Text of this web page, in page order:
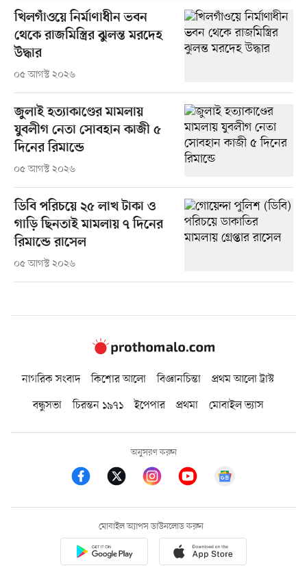
খিলগাঁওয়ে নির্মাণাধীন ভবন
থেকে রাজমিস্ত্রির ঝুলন্ত মরদেহ
উদ্ধার
০৫ আগস্ট ২০২৬
জুলাই হত্যাকাণ্ডের মামলায়
যুবলীগ নেতা সোবহান কাজী ৫
দিনের রিমান্ডে
০৫ আগস্ট ২০২৬
ডিবি পরিচয়ে ২৫ লাখ টাকা ও
গাড়ি ছিনতাই মামলায় ৭ দিনের
রিমান্ডে রাসেল
০৫ আগস্ট ২০২৬
নাগরিক সংবাদ কিশোর আলো বিজ্ঞানচিন্তা
প্রথম আলো ট্রাস্ট
বন্ধুসভা
চিরন্তন ১৯৭১ ইপেপার প্রথমা মোবাইল ভ্যাস
অনুসরণ করুন
মোবাইল অ্যাপস ডাউনলোড করুন